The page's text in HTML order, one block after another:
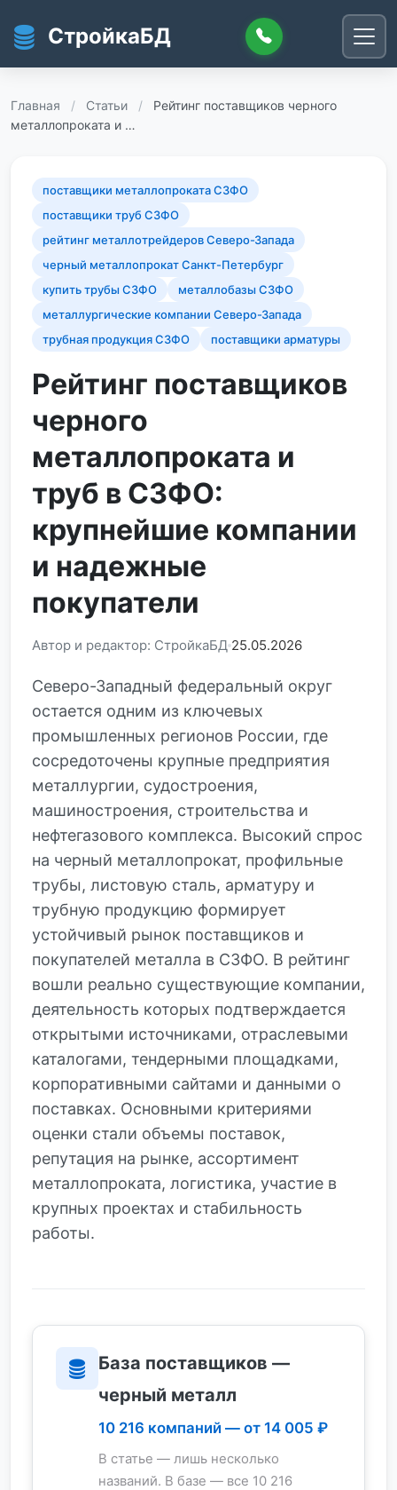
СтройкаБД
Главная / Статьи /
Рейтинг поставщиков черного
металлопроката и …
поставщики металлопроката СЗФО
поставщики труб СЗФО
рейтинг металлотрейдеров Северо-Запада
черный металлопрокат Санкт-Петербург
купить трубы СЗФО
металлобазы СЗФО
металлургические компании Северо-Запада
трубная продукция СЗФО
поставщики арматуры
Рейтинг поставщиков
черного
металлопроката и
труб в СЗФО:
крупнейшие компании
и надежные
покупатели
Автор и редактор: СтройкаБД 25.05.2026
Северо-Западный федеральный округ
остается одним из ключевых
промышленных регионов России, где
сосредоточены крупные предприятия
металлургии, судостроения,
машиностроения, строительства и
нефтегазового комплекса. Высокий спрос
на черный металлопрокат, профильные
трубы, листовую сталь, арматуру и
трубную продукцию формирует
устойчивый рынок поставщиков и
покупателей металла в СЗФО. В рейтинг
вошли реально существующие компании,
деятельность которых подтверждается
открытыми источниками, отраслевыми
каталогами, тендерными площадками,
корпоративными сайтами и данными о
поставках. Основными критериями
оценки стали объемы поставок,
репутация на рынке, ассортимент
металлопроката, логистика, участие в
крупных проектах и стабильность
работы.
База поставщиков —
черный металл
10 216 компаний — от 14 005 ₽
В статье — лишь несколько
названий. В базе — все 10 216